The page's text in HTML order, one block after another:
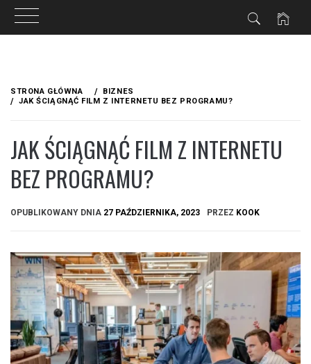
treści
STRONA GŁÓWNA
BIZNES
JAK ŚCIĄGNĄĆ FILM Z INTERNETU BEZ PROGRAMU?
JAK ŚCIĄGNĄĆ FILM Z INTERNETU
BEZ PROGRAMU?
OPUBLIKOWANY DNIA 27 PAŹDZIERNIKA, 2023 PRZEZ KOOK